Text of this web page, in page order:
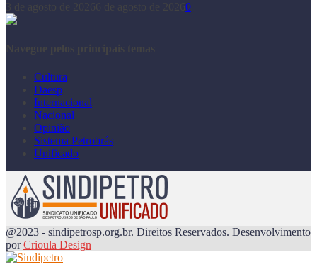
0
Navegue pelos principais temas
Cultura
Daesp
Internacional
Nacional
Opinião
Sistema Petrobrás
Unificado
@2023 - sindipetrosp.org.br. Direitos Reservados. Desenvolvimento
porCrioula Design